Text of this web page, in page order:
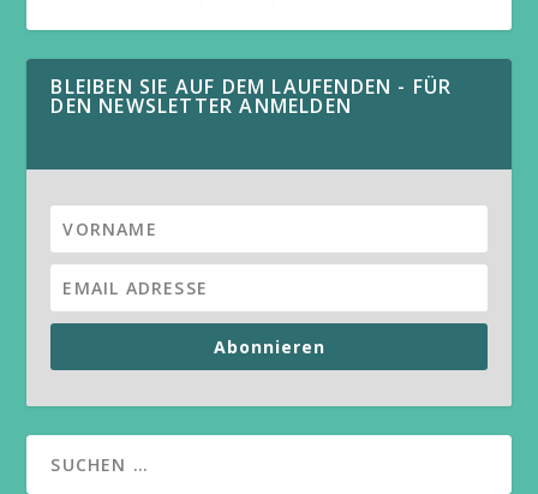
BLEIBEN SIE AUF DEM LAUFENDEN - FÜR
DEN NEWSLETTER ANMELDEN
Abonnieren